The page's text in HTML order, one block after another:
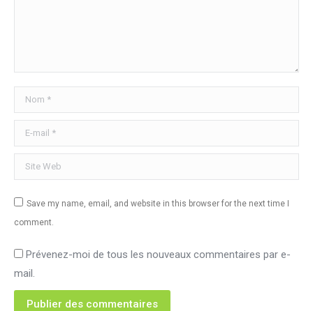
Nom *
E-mail *
Site Web
Save my name, email, and website in this browser for the next time I
comment.
Prévenez-moi de tous les nouveaux commentaires par e-
mail.
Publier des commentaires